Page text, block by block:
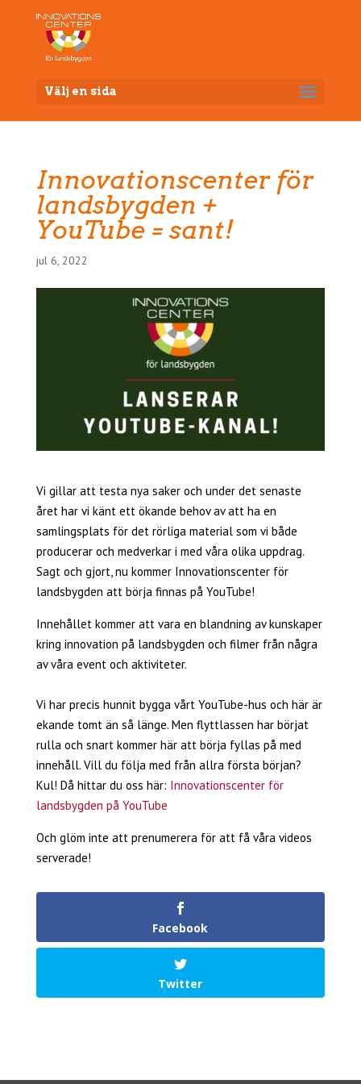
Välj en sida
Innovationscenter för
landsbygden +
YouTube = sant!
jul 6, 2022
Vi gillar att testa nya saker och under det senaste
året har vi känt ett ökande behov av att ha en
samlingsplats för det rörliga material som vi både
producerar och medverkar i med våra olika uppdrag.
Sagt och gjort, nu kommer Innovationscenter för
landsbygden att börja finnas på YouTube!
Innehållet kommer att vara en blandning av kunskaper
kring innovation på landsbygden och filmer från några
av våra event och aktiviteter.
Vi har precis hunnit bygga vårt YouTube-hus och här är
ekande tomt än så länge. Men flyttlassen har börjat
rulla och snart kommer här att börja fyllas på med
innehåll. Vill du följa med från allra första början?
Kul! Då hittar du oss här: Innovationscenter för
landsbygden på YouTube
Och glöm inte att prenumerera för att få våra videos
serverade!
Facebook
Twitter